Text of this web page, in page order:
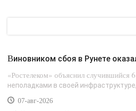
Виновником сбоя в Рунете
«Ростелеком» объяснил случившийся
неполадками в своей
07-авг-2026